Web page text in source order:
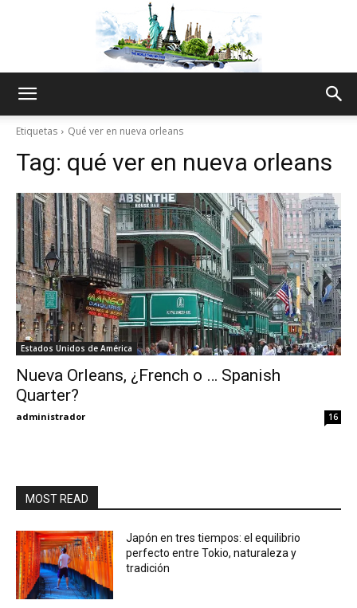
Thru
My
Etiquetas Qué ver en nueva orleans
Tag: qué ver en nueva orleans
Estados Unidos de América
Nueva Orleans, ¿French o … Spanish
Quarter?
administrador 16
MOST READ
Japón en tres tiempos: el equilibrio
perfecto entre Tokio, naturaleza y
tradición